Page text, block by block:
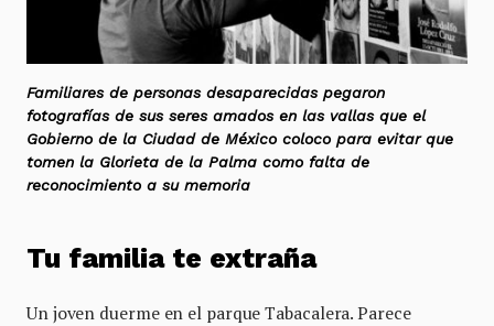
Familiares de personas desaparecidas pegaron
fotografías de sus seres amados en las vallas que el
Gobierno de la Ciudad de México coloco para evitar que
tomen la Glorieta de la Palma como falta de
reconocimiento a su memoria
Tu familia te extraña
Un joven duerme en el parque Tabacalera. Parece